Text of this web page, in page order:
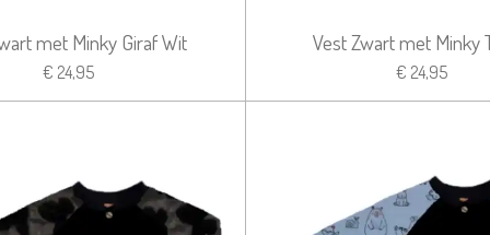
met Minky Giraf Wit
€ 24,95
Vest Zwart met Minky
€ 24,95